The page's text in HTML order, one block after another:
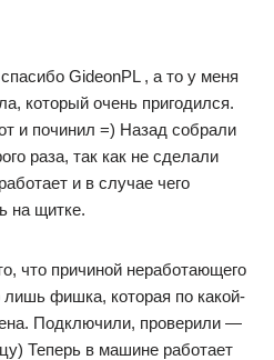
GideonPL , а то у меня
который очень пригодился.
и починил =) Назад собрали
раза, так как не сделали
и в случае чего
на щитке.
что причиной неработающего
лишь фишка, которая по какой-
Подключили, проверили —
Теперь в машине работает